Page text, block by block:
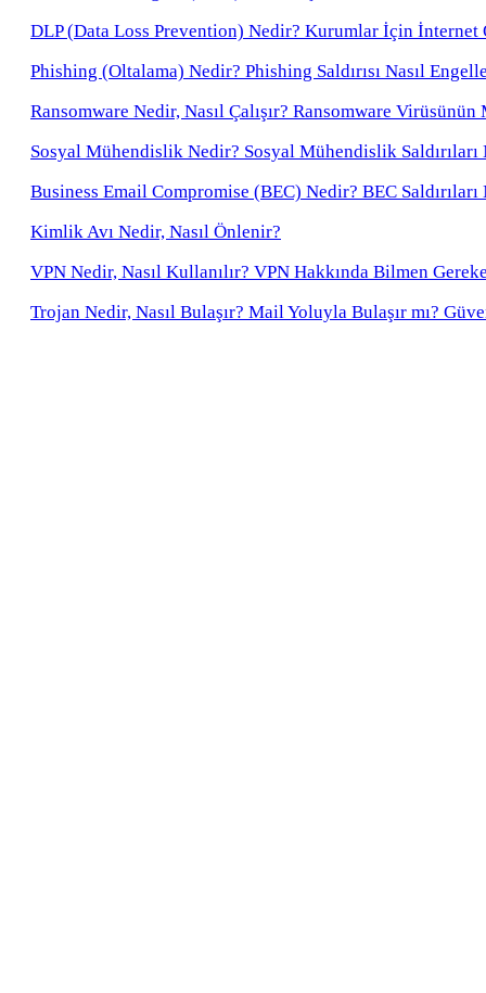
DLP (Data Loss Prevention) Nedir? Kurumlar İçin
Phishing (Oltalama) Nedir? Phishing Saldırısı Nasıl
Ransomware Nedir, Nasıl Çalışır? Ransomware
Sosyal Mühendislik Nedir? Sosyal Mühendislik Saldırıları
Business Email Compromise (BEC) Nedir? BEC
Kimlik Avı Nedir, Nasıl Önlenir?
VPN Nedir, Nasıl Kullanılır? VPN Hakkında Bilmen
Trojan Nedir, Nasıl Bulaşır? Mail Yoluyla Bulaşır mı?